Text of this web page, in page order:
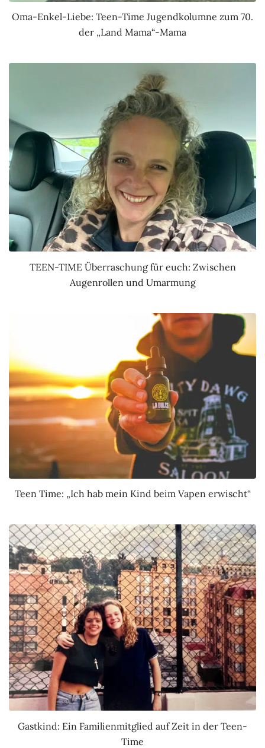
Oma-Enkel-Liebe: Teen-Time Jugendkolumne zum 70.
der „Land Mama“-Mama
TEEN-TIME Überraschung für euch: Zwischen
Augenrollen und Umarmung
Teen Time: „Ich hab mein Kind beim Vapen erwischt“
Gastkind: Ein Familienmitglied auf Zeit in der Teen-
Time